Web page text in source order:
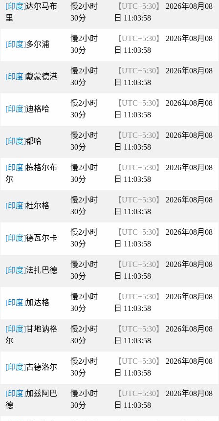
[印度]达尔马布
里
慢2小时
30分
【UTC+5:30】
2026年08月08
日 11:03:58
[印度]多尔浦
慢2小时
30分
【UTC+5:30】
2026年08月08
日 11:03:58
[印度]戴蒙德港
慢2小时
30分
【UTC+5:30】
2026年08月08
日 11:03:58
[印度]迪格哈
慢2小时
30分
【UTC+5:30】
2026年08月08
日 11:03:58
[印度]都哈
慢2小时
30分
【UTC+5:30】
2026年08月08
日 11:03:58
[印度]栋格尔布
尔
慢2小时
30分
【UTC+5:30】
2026年08月08
日 11:03:58
[印度]杜尔格
慢2小时
30分
【UTC+5:30】
2026年08月08
日 11:03:58
[印度]德瓦尔卡
慢2小时
30分
【UTC+5:30】
2026年08月08
日 11:03:58
[印度]法扎巴德
慢2小时
30分
【UTC+5:30】
2026年08月08
日 11:03:58
[印度]加达格
慢2小时
30分
【UTC+5:30】
2026年08月08
日 11:03:58
[印度]甘地讷格
尔
慢2小时
30分
【UTC+5:30】
2026年08月08
日 11:03:58
[印度]古德洛尔
慢2小时
30分
【UTC+5:30】
2026年08月08
日 11:03:58
[印度]加兹阿巴
德
慢2小时
30分
【UTC+5:30】
2026年08月08
日 11:03:58